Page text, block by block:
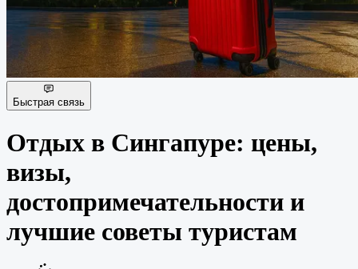
Быстрая связь
Отдых в Сингапуре: цены,
визы,
достопримечательности и
лучшие советы туристам